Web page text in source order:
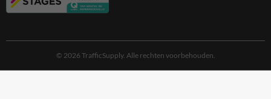
© 2026 TrafficSupply. Alle rechten voorbehouden.